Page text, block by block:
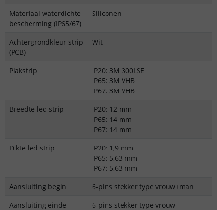
Materiaal waterdichte
bescherming (IP65/67)
Siliconen
Achtergrondkleur strip
(PCB)
Wit
Plakstrip
IP20: 3M 300LSE
IP65: 3M VHB
IP67: 3M VHB
Breedte led strip
IP20: 12 mm
IP65: 14 mm
IP67: 14 mm
Dikte led strip
IP20: 1,9 mm
IP65: 5,63 mm
IP67: 5,63 mm
Aansluiting begin
6-pins stekker type vrouw+man
Aansluiting einde
6-pins stekker type vrouw